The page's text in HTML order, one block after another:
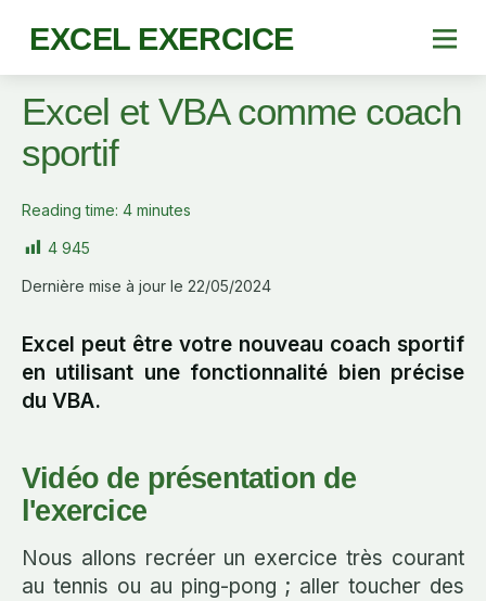
EXCEL EXERCICE
Excel et VBA comme coach
sportif
Reading time: 4 minutes
4 945
Dernière mise à jour le 22/05/2024
Excel peut être votre nouveau coach sportif
en utilisant une fonctionnalité bien précise
du VBA.
Vidéo de présentation de
l'exercice
Nous allons recréer un exercice très courant
au tennis ou au ping-pong ; aller toucher des